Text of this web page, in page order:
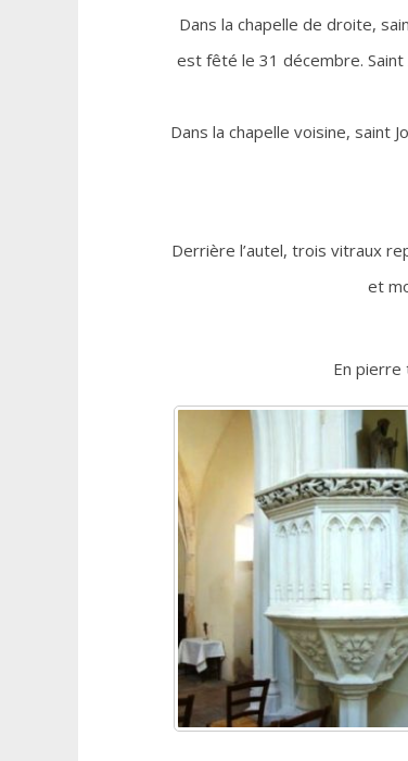
Dans la chapelle de droite,
est fêté le 31 décembre.
Dans la chapelle voisine, saint
Derrière l’autel, trois vitraux
et
En pierre